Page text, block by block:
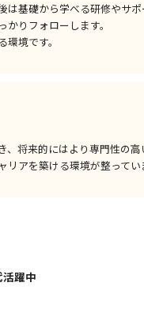
基礎から学べる研修やサポ
りフォローします。
境です。
将来的にはより専門性の高
アを築ける環境が整ってい
躍中